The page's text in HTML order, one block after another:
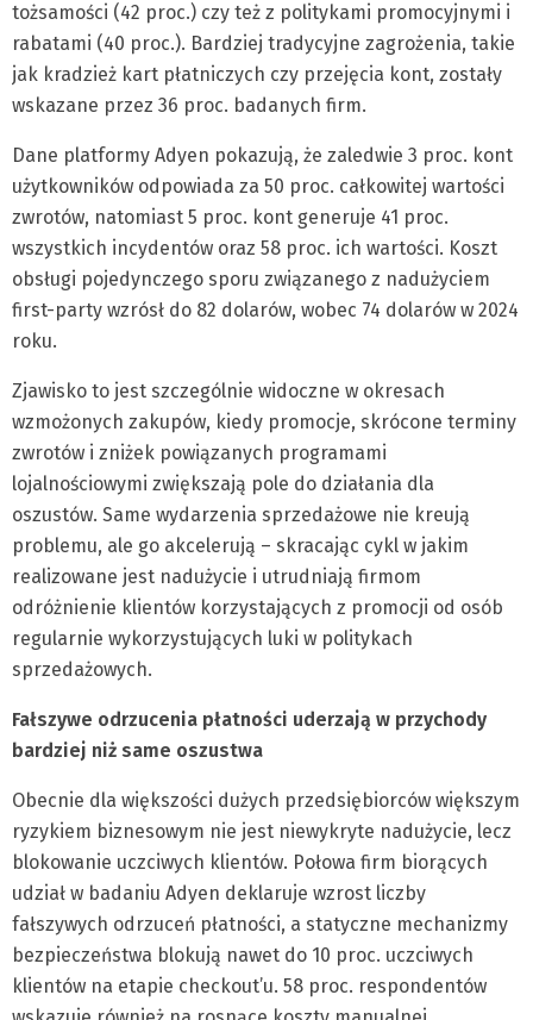
tożsamości (42 proc.) czy też z politykami promocyjnymi i
rabatami (40 proc.). Bardziej tradycyjne zagrożenia, takie
jak kradzież kart płatniczych czy przejęcia kont, zostały
wskazane przez 36 proc. badanych firm.
Dane platformy Adyen pokazują, że zaledwie 3 proc. kont
użytkowników odpowiada za 50 proc. całkowitej wartości
zwrotów, natomiast 5 proc. kont generuje 41 proc.
wszystkich incydentów oraz 58 proc. ich wartości. Koszt
obsługi pojedynczego sporu związanego z nadużyciem
first-party wzrósł do 82 dolarów, wobec 74 dolarów w 2024
roku.
Zjawisko to jest szczególnie widoczne w okresach
wzmożonych zakupów, kiedy promocje, skrócone terminy
zwrotów i zniżek powiązanych programami
lojalnościowymi zwiększają pole do działania dla
oszustów. Same wydarzenia sprzedażowe nie kreują
problemu, ale go akcelerują – skracając cykl w jakim
realizowane jest nadużycie i utrudniają firmom
odróżnienie klientów korzystających z promocji od osób
regularnie wykorzystujących luki w politykach
sprzedażowych.
Fałszywe odrzucenia płatności uderzają w przychody
bardziej niż same oszustwa
Obecnie dla większości dużych przedsiębiorców większym
ryzykiem biznesowym nie jest niewykryte nadużycie, lecz
blokowanie uczciwych klientów. Połowa firm biorących
udział w badaniu Adyen deklaruje wzrost liczby
fałszywych odrzuceń płatności, a statyczne mechanizmy
bezpieczeństwa blokują nawet do 10 proc. uczciwych
klientów na etapie checkout’u. 58 proc. respondentów